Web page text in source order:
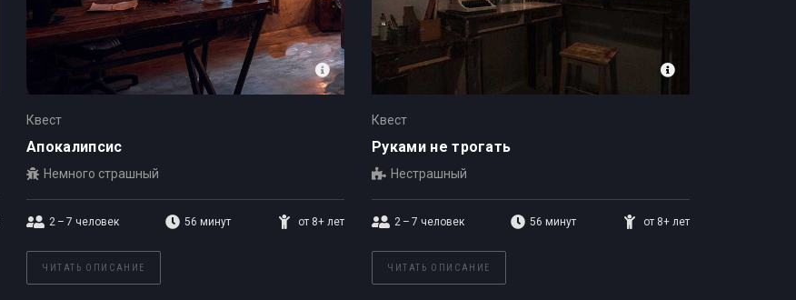
Квест
Апокалипсис
Немного страшный
2 – 7 человек 56 минут от 8+ лет
ЧИТАТЬ ОПИСАНИЕ
Квест
Руками не трогать
Нестрашный
2 – 7 человек 56 минут от 8+ лет
ЧИТАТЬ ОПИСАНИЕ